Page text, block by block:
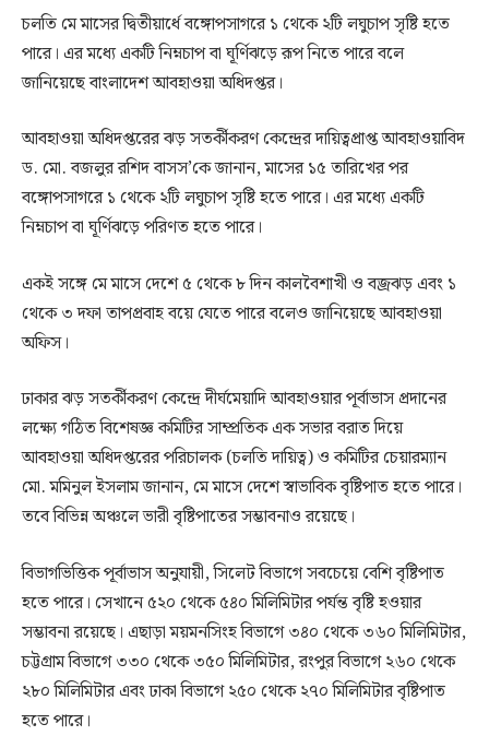
চলতি মে মাসের দ্বিতীয়ার্ধে বঙ্গোপসাগরে ১ থেকে ২টি লঘুচাপ সৃষ্টি হতে
পারে। এর মধ্যে একটি নিম্নচাপ বা ঘূর্ণিঝড়ে রূপ নিতে পারে বলে
জানিয়েছে বাংলাদেশ আবহাওয়া অধিদপ্তর।
আবহাওয়া অধিদপ্তরের ঝড় সতর্কীকরণ কেন্দ্রের দায়িত্বপ্রাপ্ত আবহাওয়াবিদ
ড. মো. বজলুর রশিদ বাসস’কে জানান, মাসের ১৫ তারিখের পর
বঙ্গোপসাগরে ১ থেকে ২টি লঘুচাপ সৃষ্টি হতে পারে। এর মধ্যে একটি
নিম্নচাপ বা ঘূর্ণিঝড়ে পরিণত হতে পারে।
একই সঙ্গে মে মাসে দেশে ৫ থেকে ৮ দিন কালবৈশাখী ও বজ্রঝড় এবং ১
থেকে ৩ দফা তাপপ্রবাহ বয়ে যেতে পারে বলেও জানিয়েছে আবহাওয়া
অফিস।
ঢাকার ঝড় সতর্কীকরণ কেন্দ্রে দীর্ঘমেয়াদি আবহাওয়ার পূর্বাভাস প্রদানের
লক্ষ্যে গঠিত বিশেষজ্ঞ কমিটির সাম্প্রতিক এক সভার বরাত দিয়ে
আবহাওয়া অধিদপ্তরের পরিচালক (চলতি দায়িত্ব) ও কমিটির চেয়ারম্যান
মো. মমিনুল ইসলাম জানান, মে মাসে দেশে স্বাভাবিক বৃষ্টিপাত হতে পারে।
তবে বিভিন্ন অঞ্চলে ভারী বৃষ্টিপাতের সম্ভাবনাও রয়েছে।
বিভাগভিত্তিক পূর্বাভাস অনুযায়ী, সিলেট বিভাগে সবচেয়ে বেশি বৃষ্টিপাত
হতে পারে। সেখানে ৫২০ থেকে ৫৪০ মিলিমিটার পর্যন্ত বৃষ্টি হওয়ার
সম্ভাবনা রয়েছে। এছাড়া ময়মনসিংহ বিভাগে ৩৪০ থেকে ৩৬০ মিলিমিটার,
চট্টগ্রাম বিভাগে ৩৩০ থেকে ৩৫০ মিলিমিটার, রংপুর বিভাগে ২৬০ থেকে
২৮০ মিলিমিটার এবং ঢাকা বিভাগে ২৫০ থেকে ২৭০ মিলিমিটার বৃষ্টিপাত
হতে পারে।